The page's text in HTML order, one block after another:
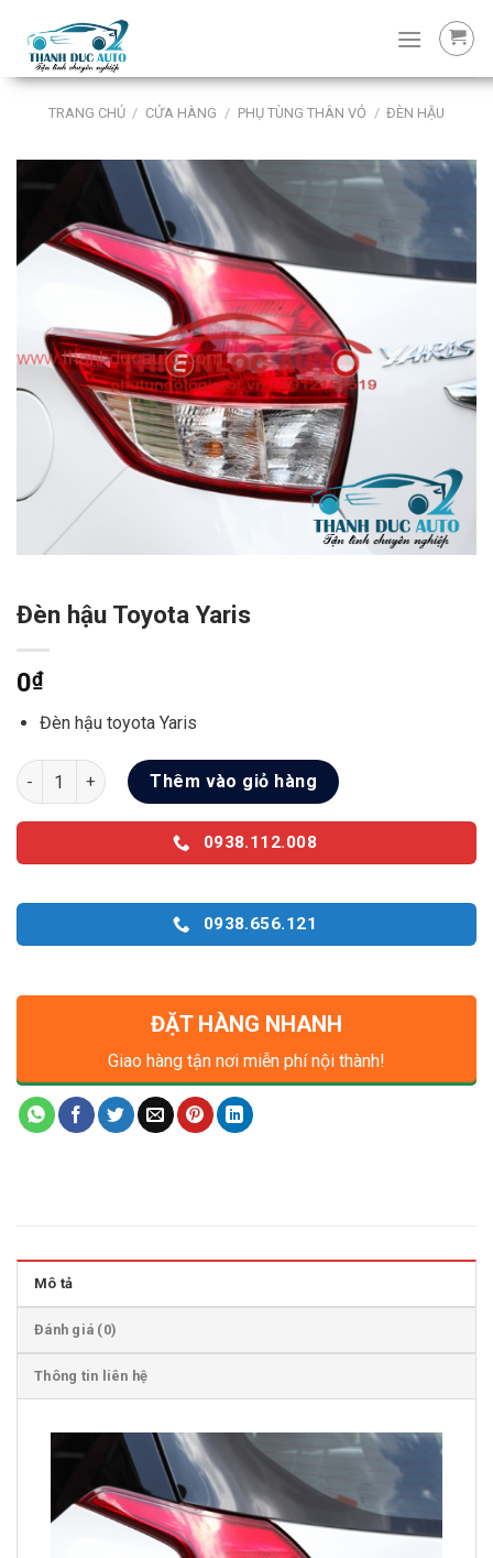
content
TRANG CHỦ / CỬA HÀNG / PHỤ TÙNG THÂN VỎ / ĐÈN HẬU
Đèn hậu Toyota Yaris
0₫
Đèn hậu toyota Yaris
Đèn hậu Toyota Yaris số lượng
Thêm vào giỏ hàng
0938.112.008
0938.656.121
ĐẶT HÀNG NHANH
Giao hàng tận nơi miễn phí nội thành!
Mô tả
Đánh giá (0)
Thông tin liên hệ